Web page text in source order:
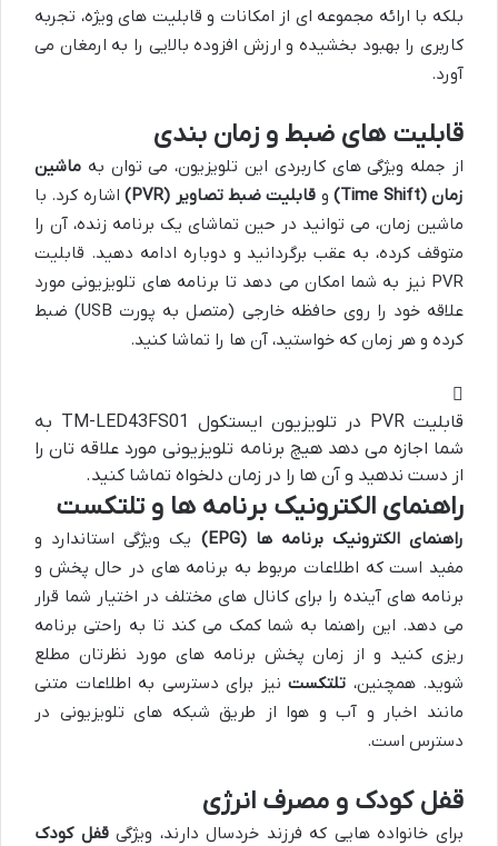
بلکه با ارائه مجموعه ای از امکانات و قابلیت های ویژه، تجربه
کاربری را بهبود بخشیده و ارزش افزوده بالایی را به ارمغان می
آورد.
قابلیت های ضبط و زمان بندی
از جمله ویژگی های کاربردی این تلویزیون، می توان به ماشین
زمان (Time Shift)
و قابلیت ضبط تصاویر (PVR)
اشاره کرد. با
ماشین زمان، می توانید در حین تماشای یک برنامه زنده، آن را
متوقف کرده، به عقب برگردانید و دوباره ادامه دهید. قابلیت
PVR نیز به شما امکان می دهد تا برنامه های تلویزیونی مورد
علاقه خود را روی حافظه خارجی (متصل به پورت USB) ضبط
کرده و هر زمان که خواستید، آن ها را تماشا کنید.
قابلیت PVR در تلویزیون ایستکول TM-LED43FS01 به
شما اجازه می دهد هیچ برنامه تلویزیونی مورد علاقه تان را
از دست ندهید و آن ها را در زمان دلخواه تماشا کنید.
راهنمای الکترونیک برنامه ها و تلتکست
راهنمای الکترونیک برنامه ها (EPG)
یک ویژگی استاندارد و
مفید است که اطلاعات مربوط به برنامه های در حال پخش و
برنامه های آینده را برای کانال های مختلف در اختیار شما قرار
می دهد. این راهنما به شما کمک می کند تا به راحتی برنامه
ریزی کنید و از زمان پخش برنامه های مورد نظرتان مطلع
شوید. همچنین، تلتکست نیز برای دسترسی به اطلاعات متنی
مانند اخبار و آب و هوا از طریق شبکه های تلویزیونی در
دسترس است.
قفل کودک و مصرف انرژی
برای خانواده هایی که فرزند خردسال دارند، ویژگیقفل کودک